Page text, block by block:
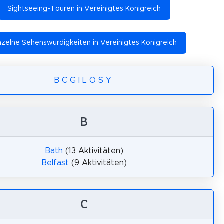
Sightseeing-Touren in Vereinigtes Königreich
Sehenswürdigkeiten in Vereinigtes Königreich
B C G L O S Y
B
Bath (13 Aktivitäten)
Belfast (9 Aktivitäten)
C